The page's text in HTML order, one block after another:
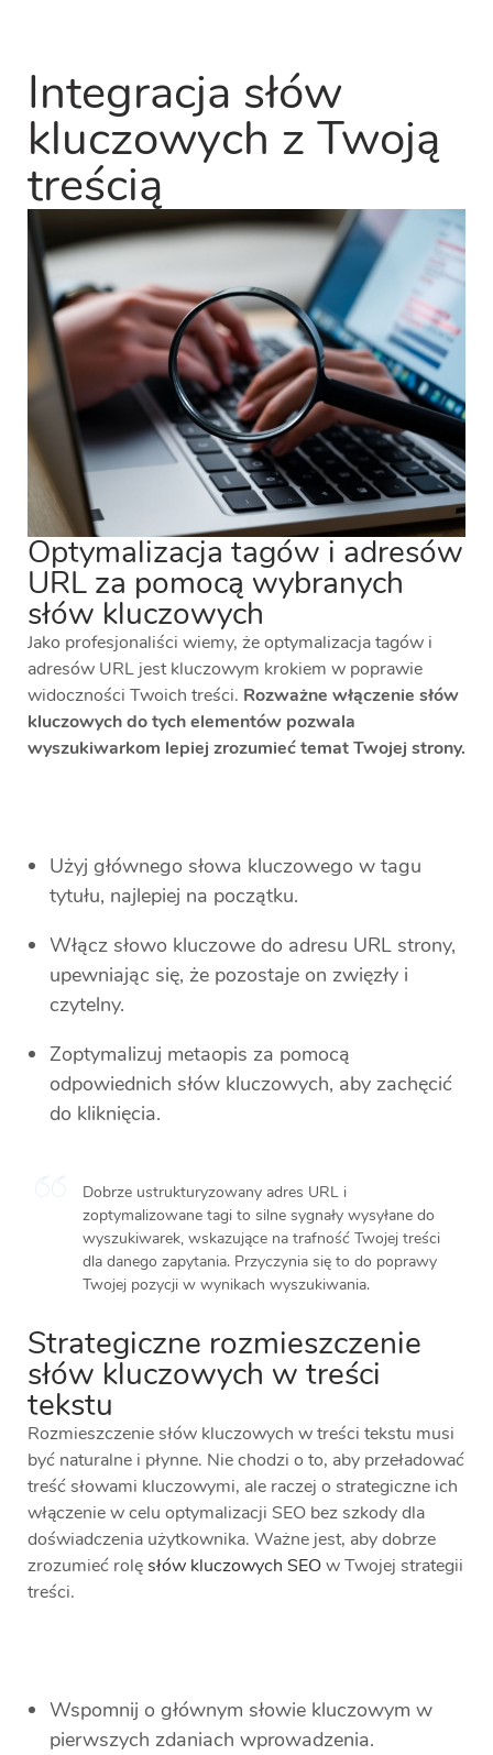
Integracja słów
kluczowych z Twoją
treścią
Optymalizacja tagów i adresów
URL za pomocą wybranych
słów kluczowych
Jako profesjonaliści wiemy, że optymalizacja tagów i
adresów URL jest kluczowym krokiem w poprawie
widoczności Twoich treści. Rozważne włączenie słów
kluczowych do tych elementów pozwala
wyszukiwarkom lepiej zrozumieć temat Twojej strony.
Użyj głównego słowa kluczowego w tagu
tytułu, najlepiej na początku.
Włącz słowo kluczowe do adresu URL strony,
upewniając się, że pozostaje on zwięzły i
czytelny.
Zoptymalizuj metaopis za pomocą
odpowiednich słów kluczowych, aby zachęcić
do kliknięcia.
Dobrze ustrukturyzowany adres URL i
zoptymalizowane tagi to silne sygnały wysyłane do
wyszukiwarek, wskazujące na trafność Twojej treści
dla danego zapytania. Przyczynia się to do poprawy
Twojej pozycji w wynikach wyszukiwania.
Strategiczne rozmieszczenie
słów kluczowych w treści
tekstu
Rozmieszczenie słów kluczowych w treści tekstu musi
być naturalne i płynne. Nie chodzi o to, aby przeładować
treść słowami kluczowymi, ale raczej o strategiczne ich
włączenie w celu optymalizacji SEO bez szkody dla
doświadczenia użytkownika. Ważne jest, aby dobrze
zrozumieć rolęsłów kluczowych SEOw Twojej strategii
treści.
Wspomnij o głównym słowie kluczowym w
pierwszych zdaniach wprowadzenia.